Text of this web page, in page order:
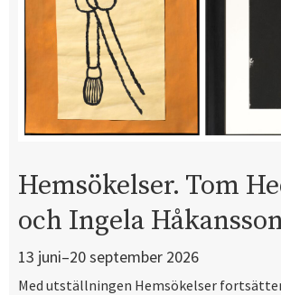
Hemsökelser. Tom
och Ingela
13 juni–20 september 2026
Med utställningen Hemsökelser